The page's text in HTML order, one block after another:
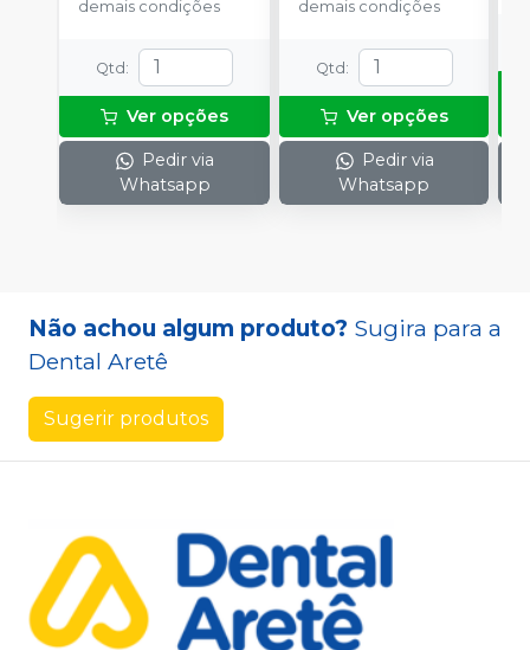
demais condições
Qtd:
Ver opções
Pedir via
Whatsapp
demais condições
Qtd:
Ver opções
Pedir via
Whatsapp
Não achou algum produto? Sugira para a
Dental Aretê
Sugerir produtos